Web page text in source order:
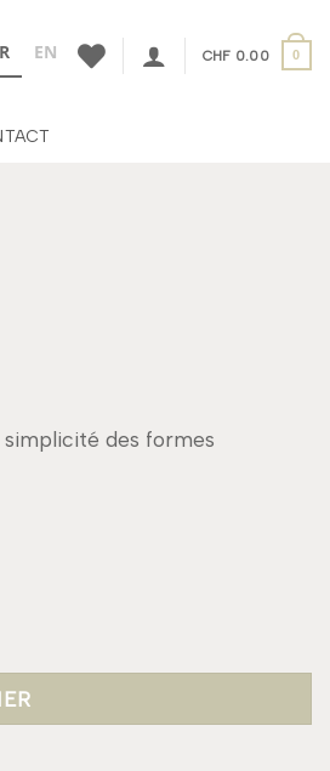
EN CHF 0.00 0
simplicité des formes